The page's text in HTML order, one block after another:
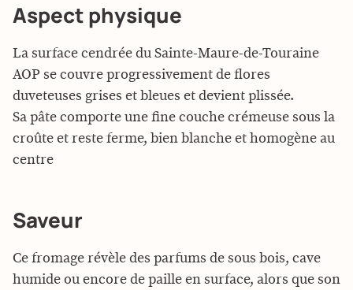
Aspect physique
La surface cendrée du Sainte-Maure-de-Touraine
AOP se couvre progressivement de flores
duveteuses grises et bleues et devient plissée.
Sa pâte comporte une fine couche crémeuse sous la
croûte et reste ferme, bien blanche et homogène au
centre
Saveur
Ce fromage révèle des parfums de sous bois, cave
humide ou encore de paille en surface, alors que son